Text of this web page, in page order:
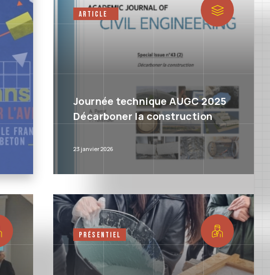
Article
Journée technique AUGC 2025
Décarboner la construction
23 janvier 2026
Présentiel